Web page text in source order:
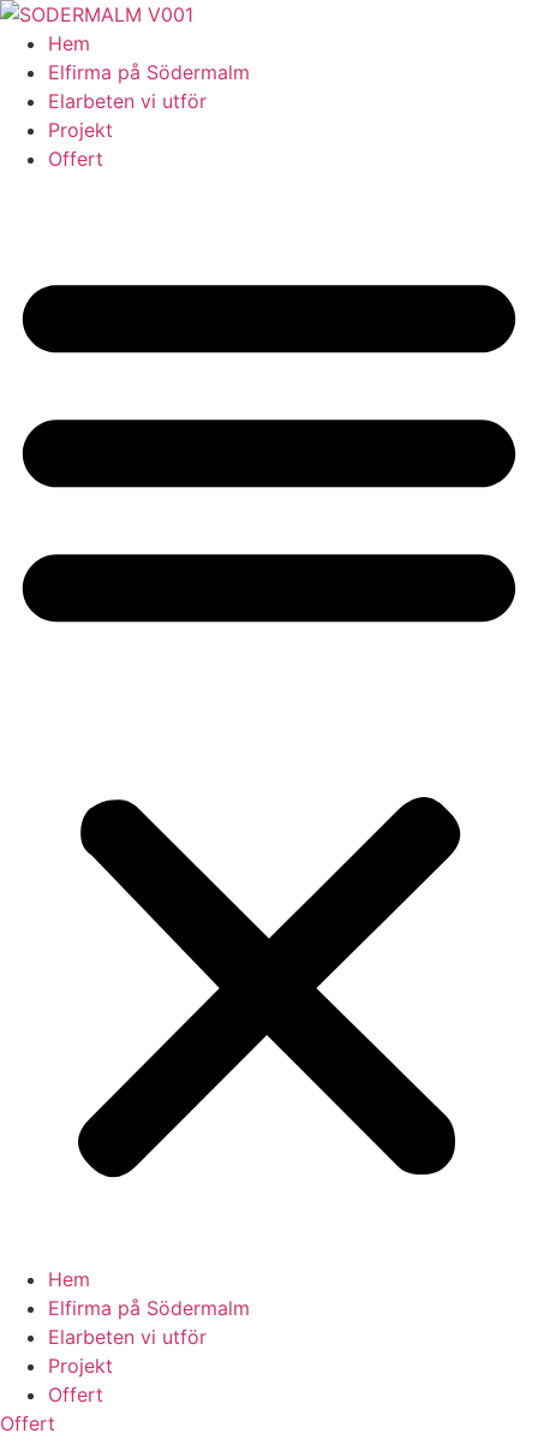
Skip
content
Hem
Elfirma på Södermalm
Elarbeten vi utför
Projekt
Offert
Hem
Elfirma på Södermalm
Elarbeten vi utför
Projekt
Offert
Offert